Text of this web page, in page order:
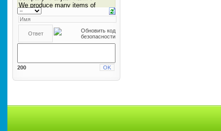
200